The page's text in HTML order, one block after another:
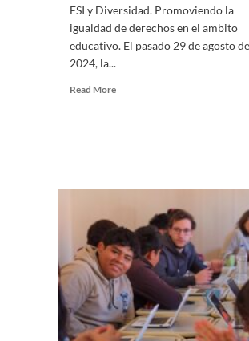
ESI y Diversidad. Promoviendo la
igualdad de derechos en el ambito
educativo. El pasado 29 de agosto de
2024, la...
Read More